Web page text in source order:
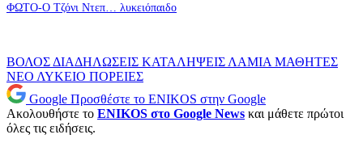
ΦΩΤΟ-Ο Τζόνι Ντεπ… λυκειόπαιδο
ΒΟΛΟΣ ΔΙΑΔΗΛΩΣΕΙΣ ΚΑΤΑΛΗΨΕΙΣ ΛΑΜΙΑ ΜΑΘΗΤΕΣ
ΝΕΟ ΛΥΚΕΙΟ ΠΟΡΕΙΕΣ
Google Προσθέστε το ENIKOS στην Google
Ακολουθήστε το ENIKOS στο Google News και μάθετε πρώτοι
όλες τις ειδήσεις.